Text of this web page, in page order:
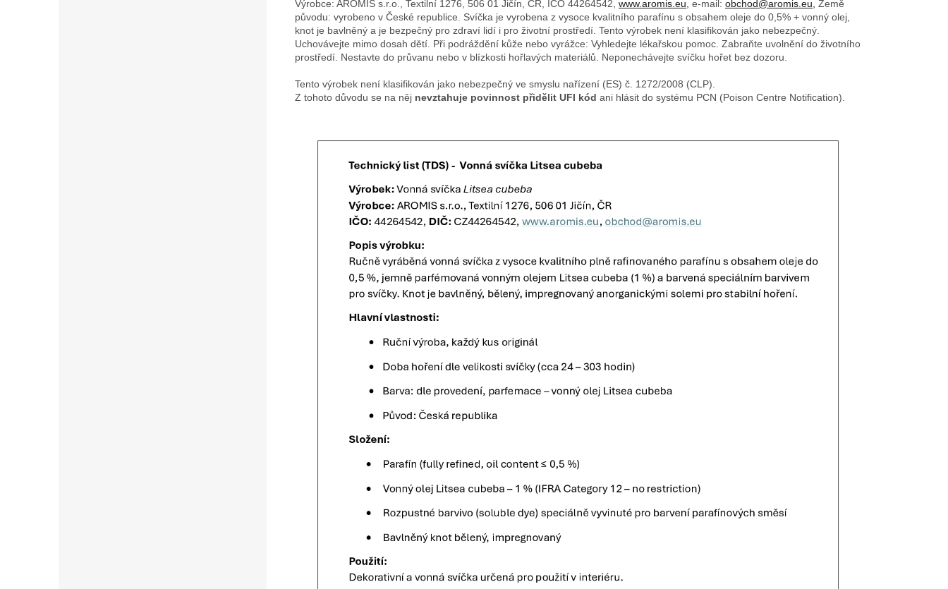
Výrobce: AROMIS s.r.o., Textilní 1276, 506 01 Jičín, ČR, IČO 44264542, www.aromis.eu, e-mail: obchod@aromis.eu, Země
původu: vyrobeno v České republice. Svíčka je vyrobena z vysoce kvalitního parafínu s obsahem oleje do 0,5% + vonný olej,
knot je bavlněný a je bezpečný pro zdraví lidí i pro životní prostředí. Tento výrobek není klasifikován jako nebezpečný.
Uchovávejte mimo dosah dětí. Při podráždění kůže nebo vyrážce: Vyhledejte lékařskou pomoc. Zabraňte uvolnění do životního
prostředí. Nestavte do průvanu nebo v blízkosti hořlavých materiálů. Neponechávejte svíčku hořet bez dozoru.
Tento výrobek není klasifikován jako nebezpečný ve smyslu nařízení (ES) č. 1272/2008 (CLP).
Z tohoto důvodu se na něj nevztahuje povinnost přidělit UFI kód ani hlásit do systému PCN (Poison Centre Notification).